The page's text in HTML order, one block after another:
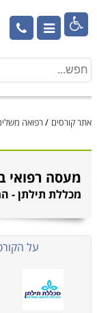

אתר קורסים /רפואה
מעסה רפואי
מכללת תילתן -
על